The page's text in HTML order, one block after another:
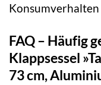
FAQ – Häufig
Klappsessel
73 cm,